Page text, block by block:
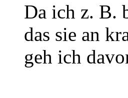
Da ich z. B.
das sie an
geh ich